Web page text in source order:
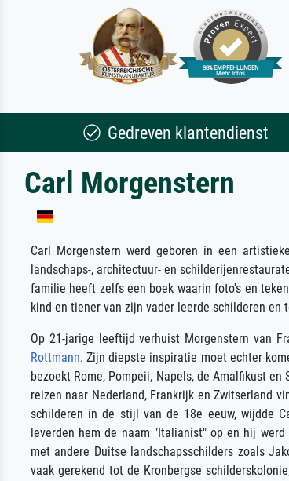
Gedreven klantendienst
Carl Morgenstern
Carl Morgenstern werd geboren in een
landschaps-, architectuur- en
familie heeft zelfs een boek waarin foto's en
kind en tiener van zijn vader leerde schilderen en
Op 21-jarige leeftijd verhuist Morgenstern van
Rottmann. Zijn diepste inspiratie moet echter
bezoekt Rome, Pompeii, Napels, de Amalfikust
reizen naar Nederland, Frankrijk en Zwitserland
schilderen in de stijl van de 18e eeuw, wijdde
leverden hem de naam "Italianist" op en hij
met andere Duitse landschapsschilders zoals
vaak gerekend tot de Kronbergse